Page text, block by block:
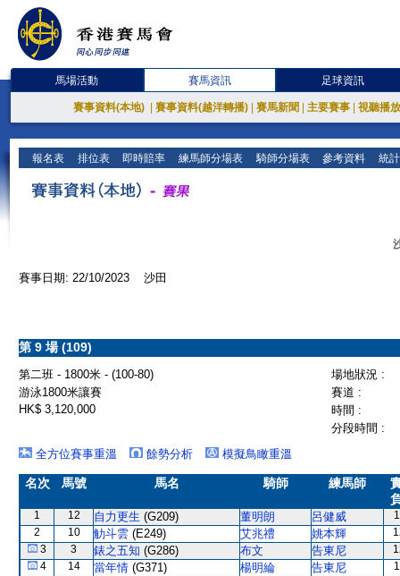
馬場活動 賽馬資訊 足球資訊
賽事資料(本地) 賽事資料(越洋轉播) 賽馬新聞 主要賽事 視聽播
報名表 排位表 即時賠率 練馬師分場表 騎師分場表 參考資料 統
賽事日期: 22/10/2023 沙田
第 9 場 (109)
第二班 - 1800米 - (100-80)
場地狀況 :
游泳1800米讓賽
賽道 :
HK$ 3,120,000
時間 :
分段時間 :
全方位賽事重溫
餘勢分析 模擬鳥瞰重溫
名次 馬號 馬名 騎師 練馬師
1 12 自力更生 (G209) 董明朗 呂健威
2
10 觔斗雲 (E249) 艾兆禮 姚本輝
3
3 錶之五知 (G286) 布文 告東尼
4
14 當年情 (G371) 楊明綸 告東尼